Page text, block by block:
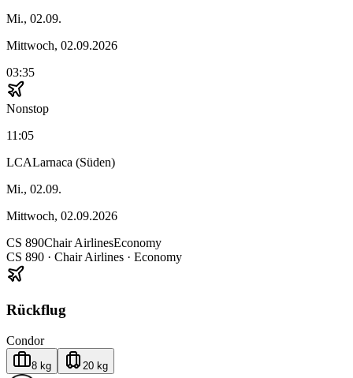
Mi., 02.09.
Mittwoch, 02.09.2026
03:35
Nonstop
11:05
LCALarnaca (Süden)
Mi., 02.09.
Mittwoch, 02.09.2026
CS 890Chair AirlinesEconomy
CS 890 · Chair Airlines · Economy
Rückflug
Condor
8 kg 20 kg